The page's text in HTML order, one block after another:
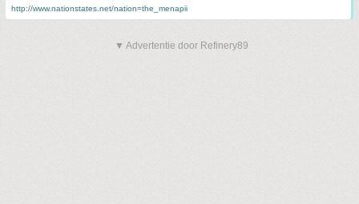
http://www.nationstates.net/nation=the_menapii
▼ Advertentie door Refinery89